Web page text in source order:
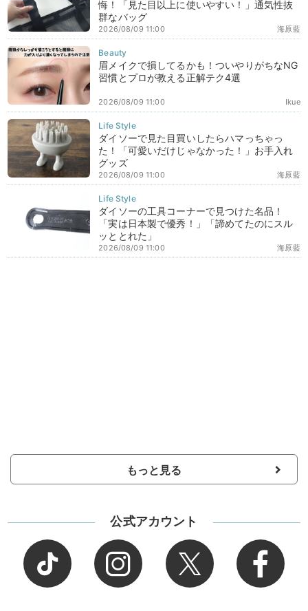
悔！「見た目以上に使いやすい！」通気性抜
群なバッグ
海原藍
2026/08/09 11:00
眉メイクで損してるかも！ついやりがちなNG
習慣とプロが教える正解テク4選
Ikue
2026/08/09 11:00
ダイソーで見た目買いしたらハマっちゃっ
た！「可愛いだけじゃなかった！」お手入れ
グッズ
海原藍
2026/08/09 11:00
ダイソーの工具コーナーで見つけた名品！
「実は日本製で優秀！」「諦めてたのにスル
ッととれた」
海原藍
2026/08/09 11:00
もっと見る
公式アカウント